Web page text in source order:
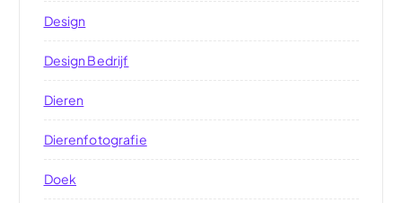
Design
Design Bedrijf
Dieren
Dierenfotografie
Doek